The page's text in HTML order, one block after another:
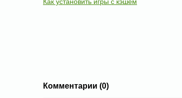
Комментарии (0)